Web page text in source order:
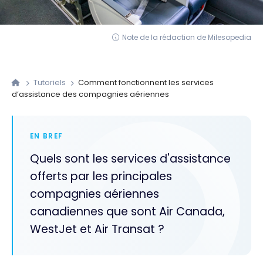
Note de la rédaction de Milesopedia
Tutoriels
Comment fonctionnent les services
d’assistance des compagnies aériennes
EN BREF
Quels sont les services d'assistance
offerts par les principales
compagnies aériennes
canadiennes que sont Air Canada,
WestJet et Air Transat ?